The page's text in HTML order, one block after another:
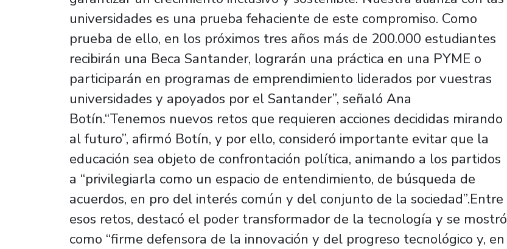
universidades es una prueba fehaciente de este compromiso. Como
prueba de ello, en los próximos tres años más de 200.000 estudiantes
recibirán una Beca Santander, lograrán una práctica en una PYME o
participarán en programas de emprendimiento liderados por vuestras
universidades y apoyados por el Santander”, señaló Ana
Botín.“Tenemos nuevos retos que requieren acciones decididas mirando
al futuro”, afirmó Botín, y por ello, consideró importante evitar que la
educación sea objeto de confrontación política, animando a los partidos
a “privilegiarla como un espacio de entendimiento, de búsqueda de
acuerdos, en pro del interés común y del conjunto de la sociedad”.Entre
esos retos, destacó el poder transformador de la tecnología y se mostró
como “firme defensora de la innovación y del progreso tecnológico y, en